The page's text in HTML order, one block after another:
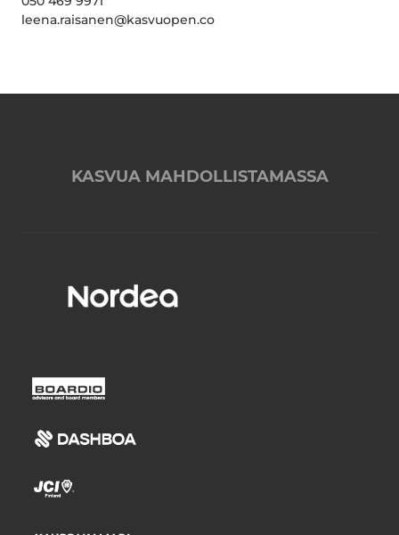
leena.raisanen@kasvuopen.co
KASVUA MAHDOLLISTAMASSA